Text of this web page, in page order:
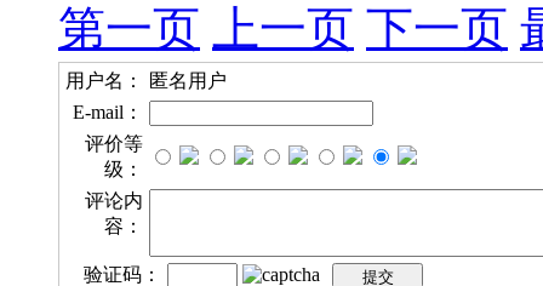
第一页
上一页 下一页
用户名：
匿名用户
E-mail：
评价等
级：
评论内
容：
验证码：